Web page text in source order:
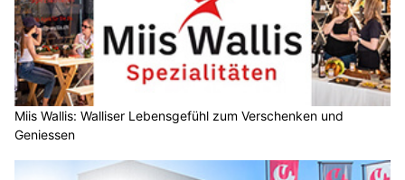
Miis Wallis: Walliser Lebensgefühl zum Verschenken und
Geniessen